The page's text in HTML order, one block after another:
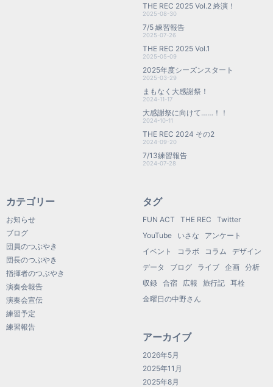
THE REC 2025 Vol.2 終演！
2025-08-30
7/5 練習報告
2025-07-26
THE REC 2025 Vol.1
2025-05-09
2025年度シーズンスタート
2025-03-29
まもなく大感謝祭！
2024-11-17
大感謝祭に向けて……！！
2024-10-11
THE REC 2024 その2
2024-09-20
7/13練習報告
2024-07-28
カテゴリー
お知らせ
ブログ
団員のつぶやき
団長のつぶやき
指揮者のつぶやき
演奏会報告
演奏会宣伝
練習予定
練習報告
タグ
FUN ACT THE REC
Twitter
YouTube
いさな
アンケート
イベント
コラボ コラム
デザイン
データ
ブログ ライブ 企画
分析
収録
合宿 広報 旅行記
耳栓
金曜日の中野さん
アーカイブ
2026年5月
2025年11月
2025年8月